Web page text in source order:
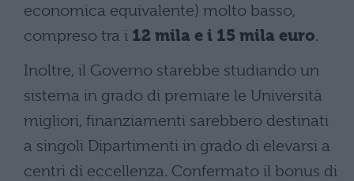
economica equivalente) molto basso,
compreso tra i 12 mila e i 15 mila euro.
Inoltre, il Governo starebbe studiando un
sistema in grado di premiare le Università
migliori, finanziamenti sarebbero destinati
a singoli Dipartimenti in grado di elevarsi a
centri di eccellenza. Confermato il bonus di